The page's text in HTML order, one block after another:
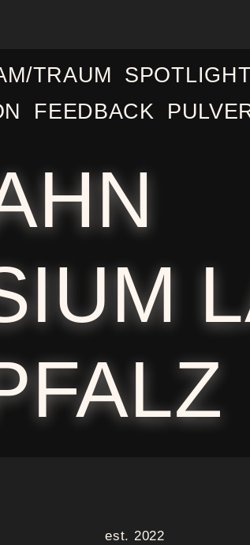
TRAUM SPOTLIGHT
FEEDBACK
est. 2022